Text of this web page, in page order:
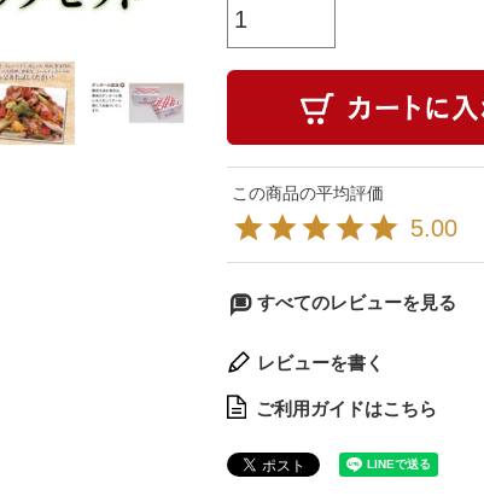
5.00
すべてのレビューを見る
レビューを書く
ご利用ガイドはこちら